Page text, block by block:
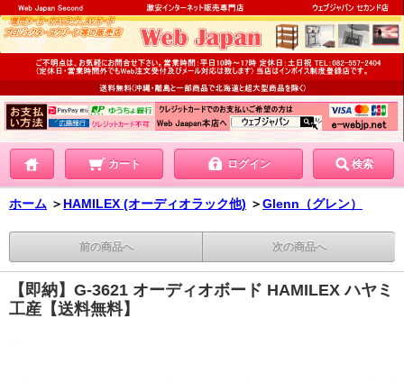
カート ログイン 検索
ホーム ＞ HAMILEX (オーディオラック他) ＞Glenn（グレン）
前の商品へ 次の商品へ
【即納】G-3621 オーディオボード HAMILEX ハヤミ
工産【送料無料】